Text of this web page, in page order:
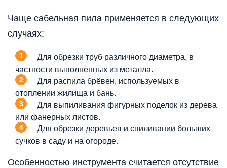
Чаще сабельная пила применяется в следующих
случаях:
Для обрезки труб различного диаметра, в
частности выполненных из металла.
Для распила брёвен, используемых в
отоплении жилища и бань.
Для выпиливания фигурных поделок из дерева
или фанерных листов.
Для обрезки деревьев и спиливании больших
сучков в саду и на огороде.
Особенностью инструмента считается отсутствие